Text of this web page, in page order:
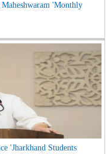
'Monthly
'Jharkhand Students